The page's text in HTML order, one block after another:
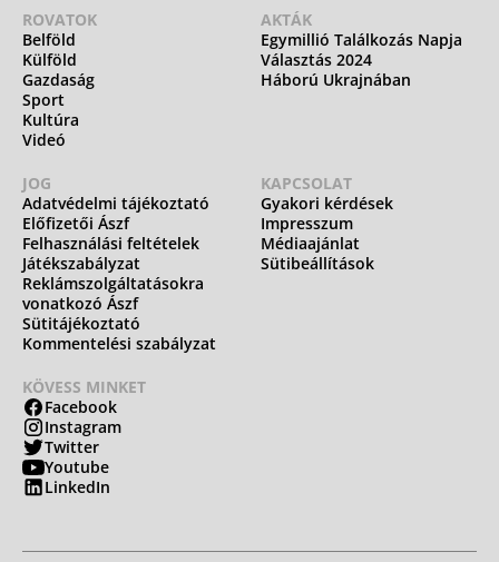
ROVATOK
Belföld
Külföld
Gazdaság
Sport
Kultúra
Videó
AKTÁK
Egymillió Találkozás Napja
Választás 2024
Háború Ukrajnában
JOG
Adatvédelmi tájékoztató
Előfizetői Ászf
Felhasználási feltételek
Játékszabályzat
Reklámszolgáltatásokra
vonatkozó Ászf
Sütitájékoztató
Kommentelési szabályzat
KAPCSOLAT
Gyakori kérdések
Impresszum
Médiaajánlat
Sütibeállítások
KÖVESS MINKET
Facebook
Instagram
Twitter
Youtube
LinkedIn